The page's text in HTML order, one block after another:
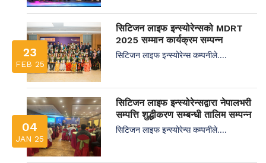
23
FEB 25
सिटिजन लाइफ इन्स्योरेन्सको MDRT
2025 सम्मान कार्यक्रम सम्पन्न
सिटिजन लाइफ इन्स्योरेन्स कम्पनीले....
04
JAN 25
सिटिजन लाइफ इन्स्योरेन्सद्वारा नेपालभरी
सम्पत्ति शुद्धीकरण सम्बन्धी तालिम सम्पन्न
सिटिजन लाइफ इन्स्योरेन्स कम्पनीले....